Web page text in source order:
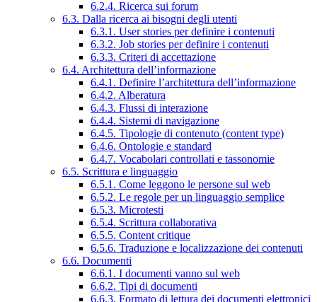
6.2.4. Ricerca sui forum
6.3. Dalla ricerca ai bisogni degli utenti
6.3.1. User stories per definire i contenuti
6.3.2. Job stories per definire i contenuti
6.3.3. Criteri di accettazione
6.4. Architettura dell’informazione
6.4.1. Definire l’architettura dell’informazione
6.4.2. Alberatura
6.4.3. Flussi di interazione
6.4.4. Sistemi di navigazione
6.4.5. Tipologie di contenuto (content type)
6.4.6. Ontologie e standard
6.4.7. Vocabolari controllati e tassonomie
6.5. Scrittura e linguaggio
6.5.1. Come leggono le persone sul web
6.5.2. Le regole per un linguaggio semplice
6.5.3. Microtesti
6.5.4. Scrittura collaborativa
6.5.5. Content critique
6.5.6. Traduzione e localizzazione dei contenuti
6.6. Documenti
6.6.1. I documenti vanno sul web
6.6.2. Tipi di documenti
6.6.3. Formato di lettura dei documenti elettronici